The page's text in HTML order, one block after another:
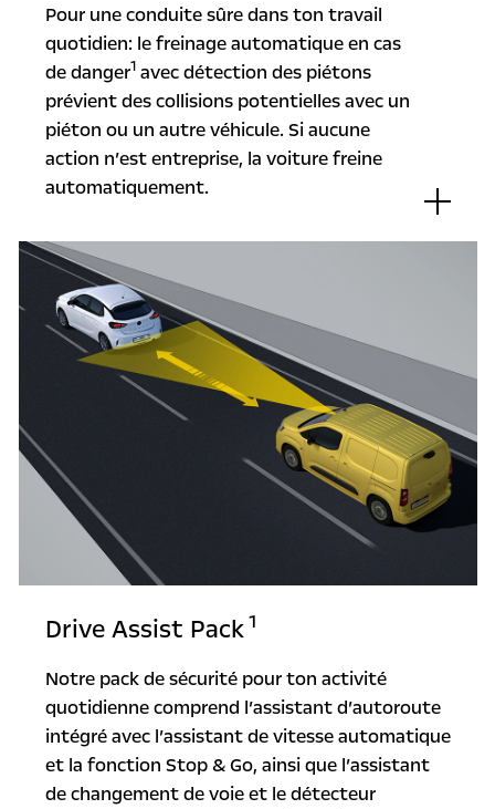
Pour une conduite sûre dans ton travail
quotidien: le freinage automatique en cas
de danger1avec détection des piétons
prévient des collisions potentielles avec un
piéton ou un autre véhicule. Si aucune
action n’est entreprise, la voiture freine
automatiquement.
Drive Assist Pack1
Notre pack de sécurité pour ton activité
quotidienne comprend l’assistant d’autoroute
intégré avec l’assistant de vitesse automatique
et la fonction Stop & Go, ainsi que l’assistant
de changement de voie et le détecteur